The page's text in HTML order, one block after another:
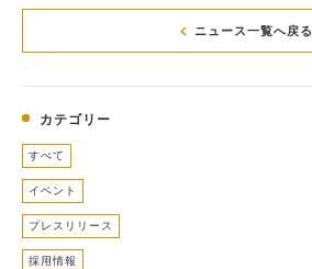
ニュース一覧へ戻る
カテゴリー
すべて
イベント
プレスリリース
採用情報